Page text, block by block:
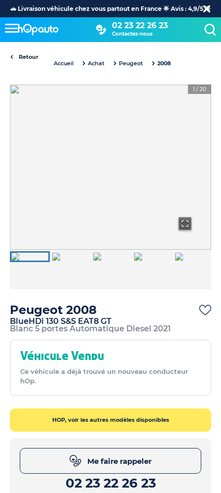
🚗 Livraison véhicule chez vous partout en France 🌟 Avis : 4,9/5 🌟
02 23 22 26 23
Contactez-nous
Retour
Accueil
Achat Peugeot 2008
1 / 20
Peugeot 2008
BlueHDi 130 S&S EAT8 GT
Blanc 5 portes Automatique Diesel 2021
Véhicule Vendu
Ce véhicule a déjà trouvé un nouveau conducteur
hOp.
HOP, voir les autres modèles disponibles
Me faire rappeler
02 23 22 26 23